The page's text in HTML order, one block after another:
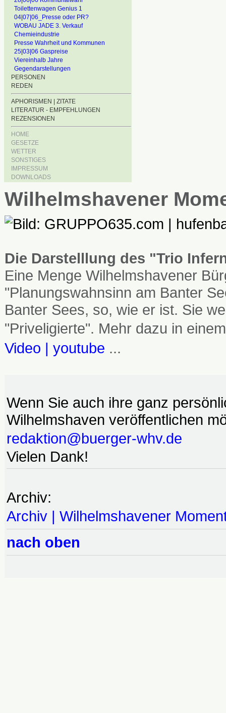
Toilettenwagen Genius 1
04|07|06_Presse oder PR?
WOBAU JADE 3. Verkauf
Chemieindustrie
Presse Wahrheit und Kommunen
25|03|06 Gaspreise
Viereinhalb Jahre
Gegendarstellungen
PERSONEN
REDEN
APHORISMEN | ZITATE
LITERATUR - EMPFEHLUNGEN
REZENSIONEN
HOME
GESETZE
WETTER
SONSTIGES
IMPRESSUM
DOWNLOADS
Wilhelmshavener
Die Darstelllung des "Trio
Eine Menge Wilhelmshavener
"Planungswahnsinn am Banter
Banter Sees, so, wie er ist. Sie
"Priveligierte". Mehr dazu in
Video | youtube ...
Wenn Sie auch ihre ganz
Wilhelmshaven veröffentlichen
redaktion@buerger-whv.de
Vielen Dank!
Archiv:
Archiv | Wilhelmshavener
nach oben